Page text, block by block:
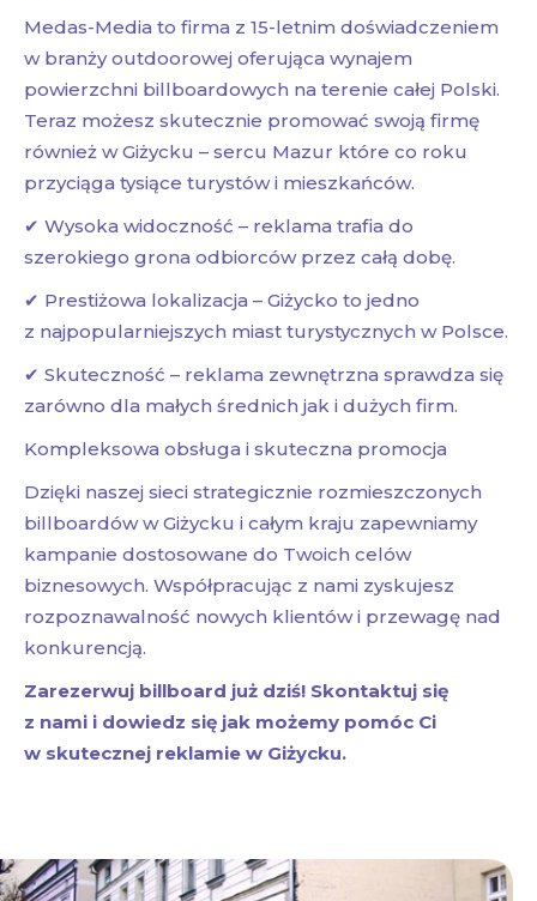
Medas-Media to firma z 15-letnim doświadczeniem
w branży outdoorowej oferująca wynajem
powierzchni billboardowych na terenie całej Polski.
Teraz możesz skutecznie promować swoją firmę
również w Giżycku – sercu Mazur które co roku
przyciąga tysiące turystów i mieszkańców.
✔ Wysoka widoczność – reklama trafia do
szerokiego grona odbiorców przez całą dobę.
✔ Prestiżowa lokalizacja – Giżycko to jedno
z najpopularniejszych miast turystycznych w Polsce.
✔ Skuteczność – reklama zewnętrzna sprawdza się
zarówno dla małych średnich jak i dużych firm.
Kompleksowa obsługa i skuteczna promocja
Dzięki naszej sieci strategicznie rozmieszczonych
billboardów w Giżycku i całym kraju zapewniamy
kampanie dostosowane do Twoich celów
biznesowych. Współpracując z nami zyskujesz
rozpoznawalność nowych klientów i przewagę nad
konkurencją.
Zarezerwuj billboard już dziś! Skontaktuj się
z nami i dowiedz się jak możemy pomóc Ci
w skutecznej reklamie w Giżycku.